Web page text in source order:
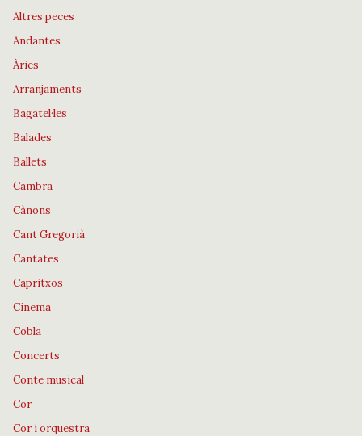
Altres peces
Andantes
Àries
Arranjaments
Bagatel·les
Balades
Ballets
Cambra
Cànons
Cant Gregorià
Cantates
Capritxos
Cinema
Cobla
Concerts
Conte musical
Cor
Cor i orquestra